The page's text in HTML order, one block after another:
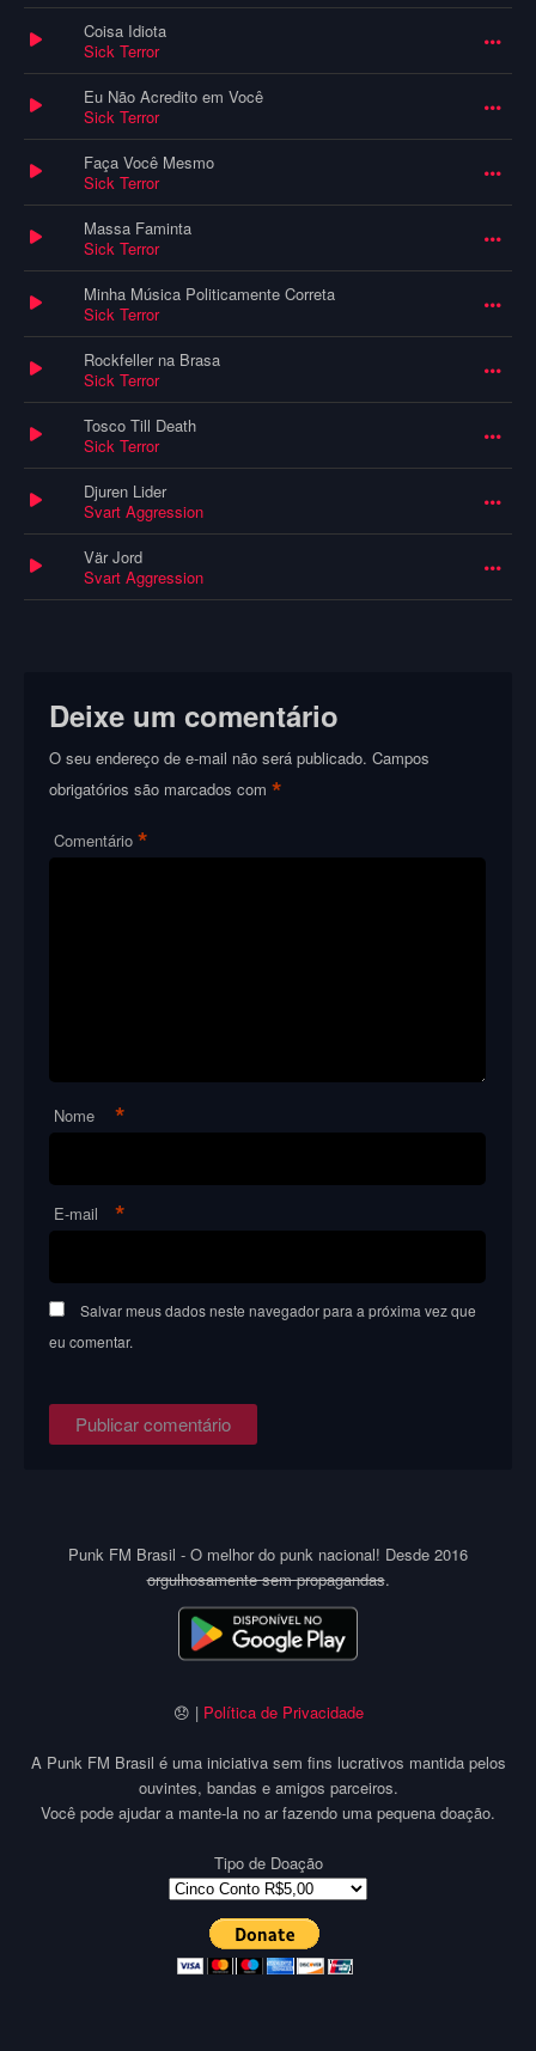
Coisa Idiota
Sick Terror
Eu Não Acredito em Você
Sick Terror
Faça Você Mesmo
Sick Terror
Massa Faminta
Sick Terror
Minha Música Politicamente Correta
Sick Terror
Rockfeller na Brasa
Sick Terror
Tosco Till Death
Sick Terror
Djuren Lider
Svart Aggression
Vär Jord
Svart Aggression
Deixe um comentário
O seu endereço de e-mail não será publicado. Campos
obrigatórios são marcados com*
Comentário *
Nome *
E-mail *
Salvar meus dados neste navegador para a próxima vez que
eu comentar.
Punk FM Brasil - O melhor do punk nacional! Desde 2016
orgulhosamente sem propagandas.
😞 | Política de Privacidade
A Punk FM Brasil é uma iniciativa sem fins lucrativos mantida pelos
ouvintes, bandas e amigos parceiros.
Você pode ajudar a mante-la no ar fazendo uma pequena doação.
Tipo de Doação